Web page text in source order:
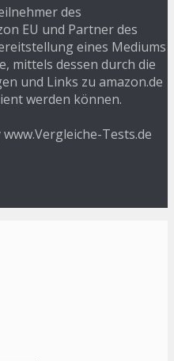
des
EU und Partner des
eines Mediums
mittels dessen durch die
und Links zu amazon.de
werden können.
Tests.de